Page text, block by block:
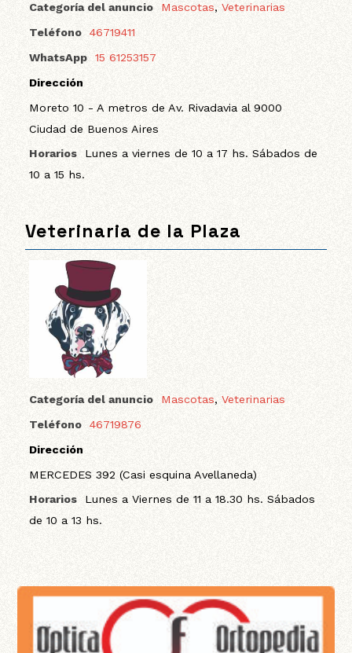
Categoría del anuncio Mascotas,Veterinarias
Teléfono
46719411
WhatsApp
15 61253157
Dirección
Moreto 10 - A metros de Av. Rivadavia al 9000
Ciudad de Buenos Aires
Horarios
Lunes a viernes de 10 a 17 hs. Sábados de
10 a 15 hs.
Veterinaria de la Plaza
Categoría del anuncio Mascotas,Veterinarias
Teléfono
46719876
Dirección
MERCEDES 392 (Casi esquina Avellaneda)
Horarios
Lunes a Viernes de 11 a 18.30 hs. Sábados
de 10 a 13 hs.